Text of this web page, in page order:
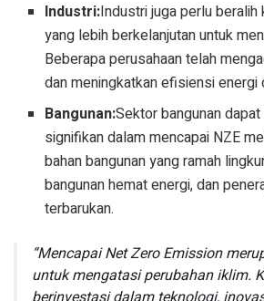
Industri:Industri juga perlu
yang lebih berkelanjutan untuk
Beberapa perusahaan telah
dan meningkatkan efisiensi energi
Bangunan:Sektor bangunan
signifikan dalam mencapai NZE
bahan bangunan yang ramah
bangunan hemat energi, dan
terbarukan.
“Mencapai Net Zero Emission
untuk mengatasi perubahan iklim.